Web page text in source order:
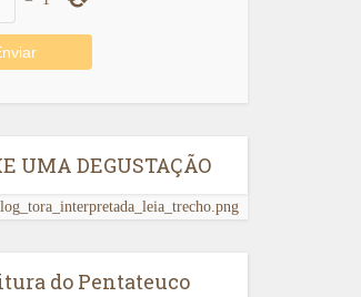
UMA DEGUSTAÇÃO
do Pentateuco